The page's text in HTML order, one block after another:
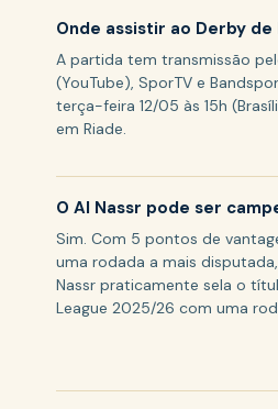
Onde assistir ao Derby de
A partida tem transmissão
(YouTube), SporTV e
terça-feira 12/05 às 15h
em Riade.
O Al Nassr pode ser
Sim. Com 5 pontos de
uma rodada a mais
Nassr praticamente sela o
League 2025/26 com uma